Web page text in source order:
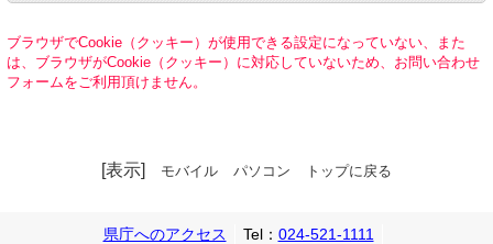
ブラウザでCookie（クッキー）が使用できる設定になっていない、また
は、ブラウザがCookie（クッキー）に対応していないため、お問い合わせ
フォームをご利用頂けません。
[表示] モバイル パソコン トップに戻る
県庁へのアクセス Tel： 024-521-1111